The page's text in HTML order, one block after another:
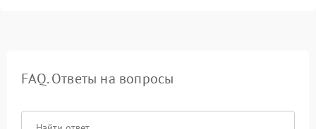
FAQ. Ответы на вопросы